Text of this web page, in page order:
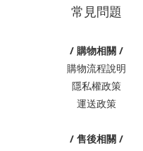
常見問題
/ 購物相關 /
購物流程說明
隱私權政策
運送政策
/ 售後相關 /